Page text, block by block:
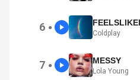
6 ●
Coldplay
7 ● MESSY
Lola Young